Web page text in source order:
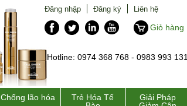
Đăng nhập Đăng ký
Liên hệ
Giỏ hàng
Hotline: 0974 368 768 - 0983 993 131
Chống lão hóa
Trẻ Hóa Tế
Giải Pháp